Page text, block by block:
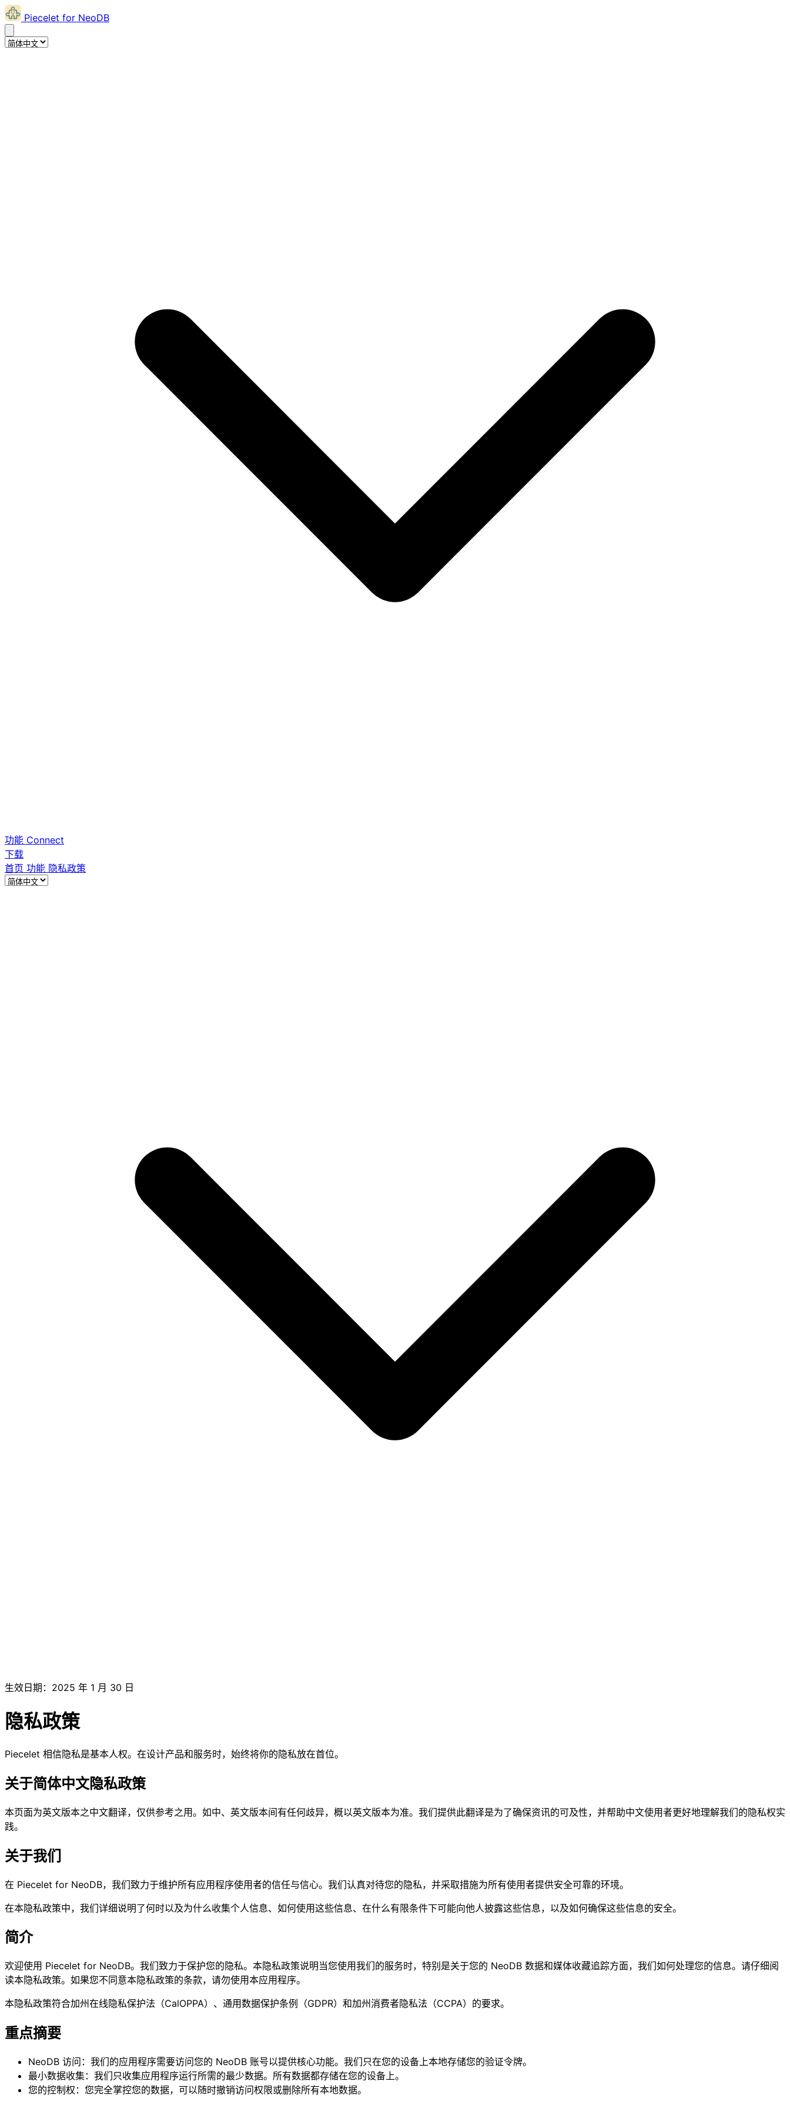
Piecelet for NeoDB
功能 Connect
下载
首页 功能 隐私政策
生效日期：2025 年 1 月 30 日
隐私政策
Piecelet 相信隐私是基本人权。在设计产品和服务时，始终将你的隐私放在首位。
关于简体中文隐私政策
本页面为英文版本之中文翻译，仅供参考之用。如中、英文版本间有任何歧异，概以英文版本为准。我们提供此翻译是为了确保资讯的可及性，并帮助中文使用者更好地理解我们的隐私权实
践。
关于我们
在 Piecelet for NeoDB，我们致力于维护所有应用程序使用者的信任与信心。我们认真对待您的隐私，并采取措施为所有使用者提供安全可靠的环境。
在本隐私政策中，我们详细说明了何时以及为什么收集个人信息、如何使用这些信息、在什么有限条件下可能向他人披露这些信息，以及如何确保这些信息的安全。
简介
欢迎使用 Piecelet for NeoDB。我们致力于保护您的隐私。本隐私政策说明当您使用我们的服务时，特别是关于您的 NeoDB 数据和媒体收藏追踪方面，我们如何处理您的信息。请仔细阅
读本隐私政策。如果您不同意本隐私政策的条款，请勿使用本应用程序。
本隐私政策符合加州在线隐私保护法（CalOPPA）、通用数据保护条例（GDPR）和加州消费者隐私法（CCPA）的要求。
重点摘要
NeoDB 访问： 我们的应用程序需要访问您的 NeoDB 账号以提供核心功能。我们只在您的设备上本地存储您的验证令牌。
最小数据收集： 我们只收集应用程序运行所需的最少数据。所有数据都存储在您的设备上。
您的控制权： 您完全掌控您的数据，可以随时撤销访问权限或删除所有本地数据。